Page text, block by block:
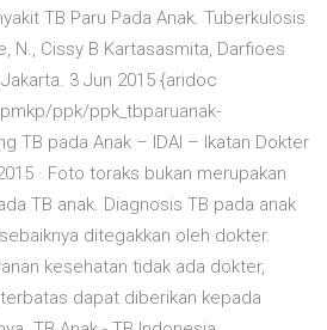
TB Paru Pada Anak. Tuberkulosis
N., Cissy B Kartasasmita, Darfioes
Jakarta. 3 Jun 2015 {aridoc
ppk/ppk_tbparuanak-
TB pada Anak – IDAI – Ikatan Dokter
· Foto toraks bukan merupakan
TB anak. Diagnosis TB pada anak
ditegakkan oleh dokter.
kesehatan tidak ada dokter,
dapat diberikan kepada